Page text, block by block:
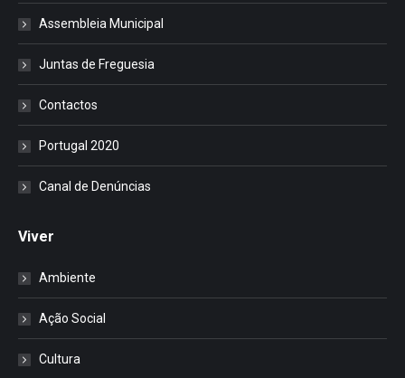
Assembleia Municipal
Juntas de Freguesia
Contactos
Portugal 2020
Canal de Denúncias
Viver
Ambiente
Ação Social
Cultura